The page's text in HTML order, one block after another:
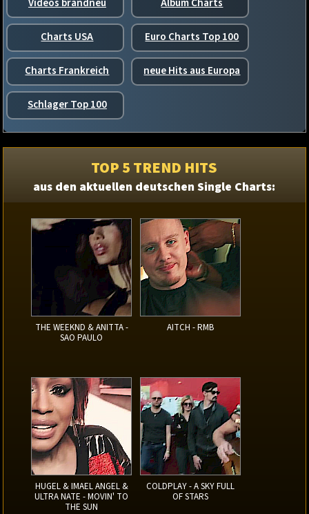
Charts USA Euro Charts Top 100
Charts Frankreich neue Hits aus Europa
Schlager Top 100
TOP 5 TREND HITS
aus den aktuellen deutschen Single Charts:
THE WEEKND & ANITTA -
SAO PAULO
AITCH - RMB
HUGEL & IMAEL ANGEL &
ULTRA NATE - MOVIN' TO
THE SUN
COLDPLAY - A SKY FULL
OF STARS